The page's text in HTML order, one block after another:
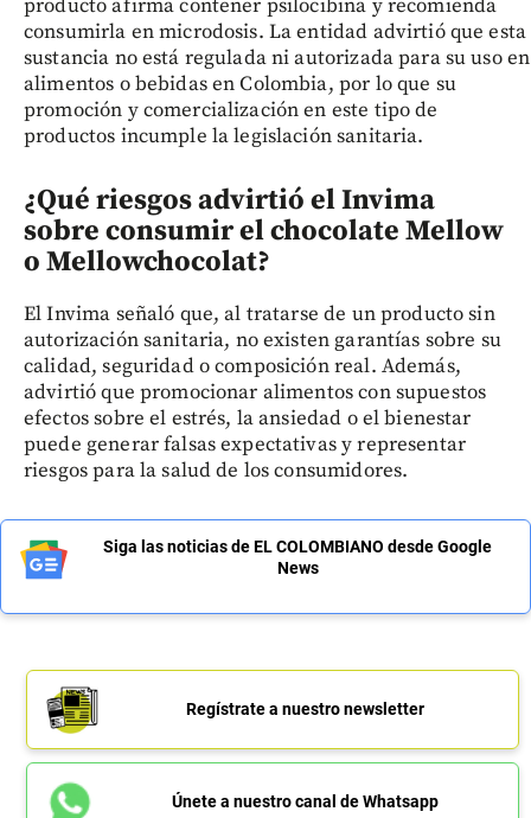
producto afirma contener psilocibina y recomienda
consumirla en microdosis. La entidad advirtió que esta
sustancia no está regulada ni autorizada para su uso en
alimentos o bebidas en Colombia, por lo que su
promoción y comercialización en este tipo de
productos incumple la legislación sanitaria.
¿Qué riesgos advirtió el Invima
sobre consumir el chocolate Mellow
o Mellowchocolat?
El Invima señaló que, al tratarse de un producto sin
autorización sanitaria, no existen garantías sobre su
calidad, seguridad o composición real. Además,
advirtió que promocionar alimentos con supuestos
efectos sobre el estrés, la ansiedad o el bienestar
puede generar falsas expectativas y representar
riesgos para la salud de los consumidores.
Siga las noticias de EL COLOMBIANO desde Google
News
Regístrate a nuestro newsletter
Únete a nuestro canal de Whatsapp